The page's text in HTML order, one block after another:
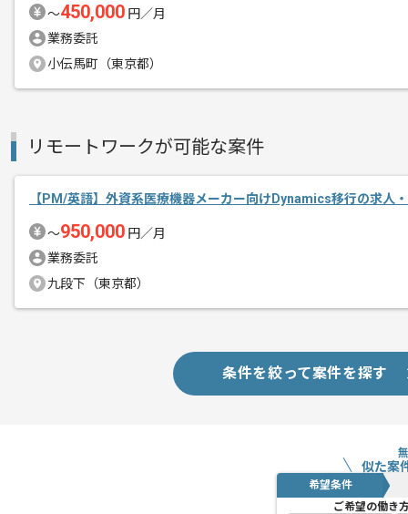
エージェントからのコ
メント
複数案件を保有している企業ですので、
新しいアイディアや技術を積極的に導入
スキルアップされたい方、長期的に参
〜450,000 円／月
業務委託
小伝馬町（東京都）
リモートワークが可能な案件
【PM/英語】外資系医療機器メーカー向けDynamics移行の求人
〜950,000 円／月
業務委託
九段下（東京都）
条件を絞って案件を探す
似た案
希望条件
ご希望の働き